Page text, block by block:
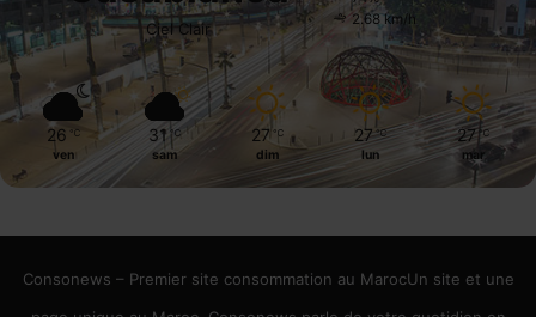
Ciel Clair
2.68 km/h
26 ℃
ven
31 ℃
sam
27 ℃
dim
27 ℃
lun
27 ℃
mar
Consonews – Premier site consommation au MarocUn site et une